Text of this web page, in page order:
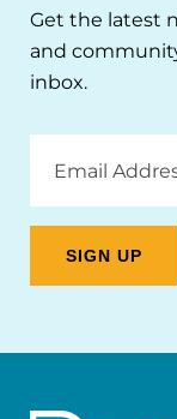
Get the latest
and
inbox.
Address